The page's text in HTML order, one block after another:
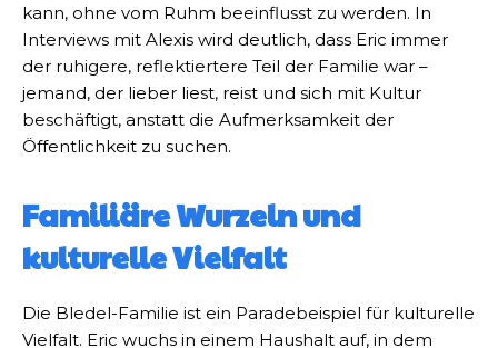
kann, ohne vom Ruhm beeinflusst zu werden. In
Interviews mit Alexis wird deutlich, dass Eric immer
der ruhigere, reflektiertere Teil der Familie war –
jemand, der lieber liest, reist und sich mit Kultur
beschäftigt, anstatt die Aufmerksamkeit der
Öffentlichkeit zu suchen.
Familiäre Wurzeln und
kulturelle Vielfalt
Die Bledel-Familie ist ein Paradebeispiel für kulturelle
Vielfalt. Eric wuchs in einem Haushalt auf, in dem